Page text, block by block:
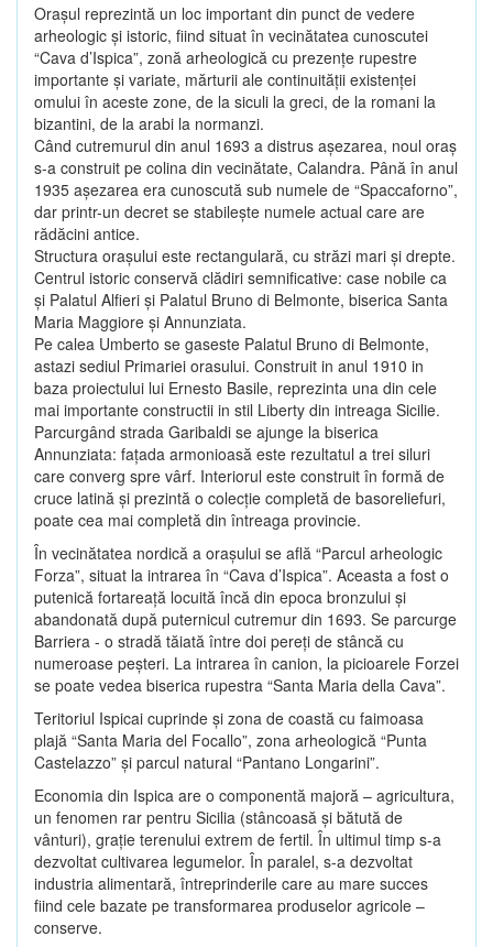
Oraşul reprezintă un loc important din punct de vedere
arheologic şi istoric, fiind situat în vecinătatea cunoscutei
“Cava d’Ispica”, zonă arheologică cu prezenţe rupestre
importante şi variate, mărturii ale continuităţii existenţei
omului în aceste zone, de la siculi la greci, de la romani la
bizantini, de la arabi la normanzi.
Când cutremurul din anul 1693 a distrus aşezarea, noul oraş
s-a construit pe colina din vecinătate, Calandra. Până în anul
1935 aşezarea era cunoscută sub numele de “Spaccaforno”,
dar printr-un decret se stabileşte numele actual care are
rădăcini antice.
Structura oraşului este rectangulară, cu străzi mari şi drepte.
Centrul istoric conservă clădiri semnificative: case nobile ca
şi Palatul Alfieri şi Palatul Bruno di Belmonte, biserica Santa
Maria Maggiore şi Annunziata.
Pe calea Umberto se gaseste Palatul Bruno di Belmonte,
astazi sediul Primariei orasului. Construit in anul 1910 in
baza proiectului lui Ernesto Basile, reprezinta una din cele
mai importante constructii in stil Liberty din intreaga Sicilie.
Parcurgând strada Garibaldi se ajunge la biserica
Annunziata: faţada armonioasă este rezultatul a trei siluri
care converg spre vârf. Interiorul este construit în formă de
cruce latină şi prezintă o colecţie completă de basoreliefuri,
poate cea mai completă din întreaga provincie.
În vecinătatea nordică a oraşului se află “Parcul arheologic
Forza”, situat la intrarea în “Cava d’Ispica”. Aceasta a fost o
putenică fortareaţă locuită încă din epoca bronzului şi
abandonată după puternicul cutremur din 1693. Se parcurge
Barriera - o stradă tăiată între doi pereţi de stâncă cu
numeroase peşteri. La intrarea în canion, la picioarele Forzei
se poate vedea biserica rupestra “Santa Maria della Cava”.
Teritoriul Ispicai cuprinde şi zona de coastă cu faimoasa
plajă “Santa Maria del Focallo”, zona arheologică “Punta
Castelazzo” şi parcul natural “Pantano Longarini”.
Economia din Ispica are o componentă majoră – agricultura,
un fenomen rar pentru Sicilia (stâncoasă şi bătută de
vânturi), graţie terenului extrem de fertil. În ultimul timp s-a
dezvoltat cultivarea legumelor. În paralel, s-a dezvoltat
industria alimentară, întreprinderile care au mare succes
fiind cele bazate pe transformarea produselor agricole –
conserve.